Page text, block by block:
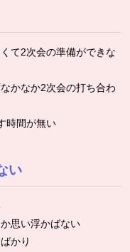
て2次会の準備ができな
かなか2次会の打ち合わ
時間が無い
い
思い浮かばない
かり